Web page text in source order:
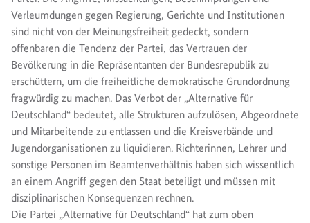
Verleumdungen gegen Regierung, Gerichte und Institutionen
sind nicht von der Meinungsfreiheit gedeckt, sondern
offenbaren die Tendenz der Partei, das Vertrauen der
Bevölkerung in die Repräsentanten der Bundesrepublik zu
erschüttern, um die freiheitliche demokratische Grundordnung
fragwürdig zu machen. Das Verbot der „Alternative für
Deutschland“ bedeutet, alle Strukturen aufzulösen, Abgeordnete
und Mitarbeitende zu entlassen und die Kreisverbände und
Jugendorganisationen zu liquidieren. Richterinnen, Lehrer und
sonstige Personen im Beamtenverhältnis haben sich wissentlich
an einem Angriff gegen den Staat beteiligt und müssen mit
disziplinarischen Konsequenzen rechnen.
Die Partei „Alternative für Deutschland“ hat zum oben